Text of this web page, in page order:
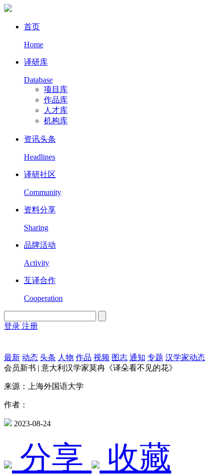
首页
Home
译研库
Database
项目库
作品库
人才库
机构库
资讯头条
Headlines
译研社区
Community
资料分享
Sharing
品牌活动
Activity
互译合作
Cooperation
登录 注册
最新 动态 头条 人物 作品 视频 图志 通知 专题 汉学家动态
会员新书 | 意大利汉学家莫冉《译朵看不见的花》
来源：上海外国语大学
作者：
2023-08-24
分享 收藏